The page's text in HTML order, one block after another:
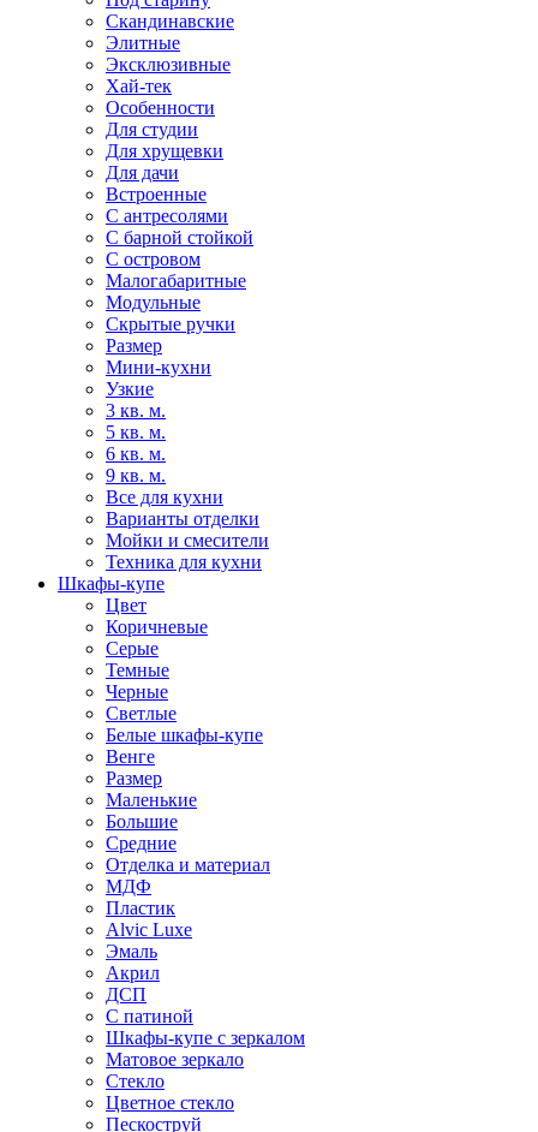
Скандинавские
Элитные
Эксклюзивные
Хай-тек
Особенности
Для студии
Для хрущевки
Для дачи
Встроенные
С антресолями
С барной стойкой
С островом
Малогабаритные
Модульные
Скрытые ручки
Размер
Мини-кухни
Узкие
3 кв. м.
5 кв. м.
6 кв. м.
9 кв. м.
Все для кухни
Варианты отделки
Мойки и смесители
Техника для кухни
Шкафы-купе
Цвет
Коричневые
Серые
Темные
Черные
Светлые
Белые шкафы-купе
Венге
Размер
Маленькие
Большие
Средние
Отделка и материал
МДФ
Пластик
Alvic Luxe
Эмаль
Акрил
ДСП
С патиной
Шкафы-купе с зеркалом
Матовое зеркало
Стекло
Цветное стекло
Пескоструй